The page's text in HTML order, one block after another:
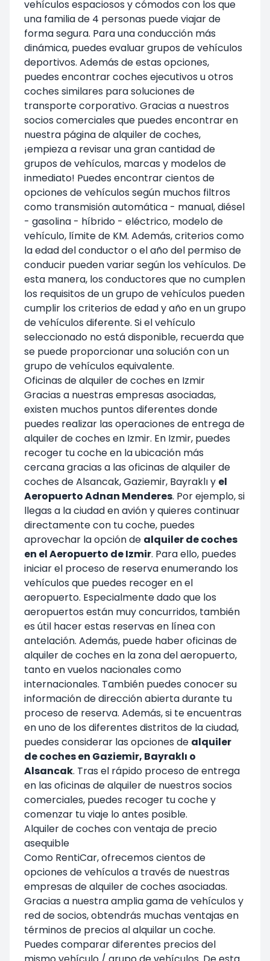
vehículos espaciosos y cómodos con los que
una familia de 4 personas puede viajar de
forma segura. Para una conducción más
dinámica, puedes evaluar grupos de vehículos
deportivos. Además de estas opciones,
puedes encontrar coches ejecutivos u otros
coches similares para soluciones de
transporte corporativo. Gracias a nuestros
socios comerciales que puedes encontrar en
nuestra página dealquiler de coches,
¡empieza a revisar una gran cantidad de
grupos de vehículos, marcas y modelos de
inmediato! Puedes encontrar cientos de
opciones de vehículos según muchos filtros
como transmisión automática - manual, diésel
- gasolina - híbrido - eléctrico, modelo de
vehículo, límite de KM. Además, criterios como
la edad del conductor o el año del permiso de
conducir pueden variar según los vehículos. De
esta manera, los conductores que no cumplen
los requisitos de un grupo de vehículos pueden
cumplir los criterios de edad y año en un grupo
de vehículos diferente. Si el vehículo
seleccionado no está disponible, recuerda que
se puede proporcionar una solución con un
grupo de vehículos equivalente.
Oficinas de alquiler de coches en Izmir
Gracias a nuestras empresas asociadas,
existen muchos puntos diferentes donde
puedes realizar las operaciones de entrega de
alquiler de coches en Izmir. En Izmir, puedes
recoger tu coche en la ubicación más
cercana gracias a las oficinas de alquiler de
coches de Alsancak, Gaziemir, Bayraklı y el
Aeropuerto Adnan Menderes. Por ejemplo, si
llegas a la ciudad en avión y quieres continuar
directamente con tu coche, puedes
aprovechar la opción de alquiler de coches
en el Aeropuerto de Izmir. Para ello, puedes
iniciar el proceso de reserva enumerando los
vehículos que puedes recoger en el
aeropuerto. Especialmente dado que los
aeropuertos están muy concurridos, también
es útil hacer estas reservas en línea con
antelación. Además, puede haber oficinas de
alquiler de coches en la zona del aeropuerto,
tanto en vuelos nacionales como
internacionales. También puedes conocer su
información de dirección abierta durante tu
proceso de reserva. Además, si te encuentras
en uno de los diferentes distritos de la ciudad,
puedes considerar las opciones de alquiler
de coches en Gaziemir, Bayraklı o
Alsancak. Tras el rápido proceso de entrega
en las oficinas de alquiler de nuestros socios
comerciales, puedes recoger tu coche y
comenzar tu viaje lo antes posible.
Alquiler de coches con ventaja de precio
asequible
Como RentiCar, ofrecemos cientos de
opciones de vehículos a través de nuestras
empresas de alquiler de coches asociadas.
Gracias a nuestra amplia gama de vehículos y
red de socios, obtendrás muchas ventajas en
términos de precios al alquilar un coche.
Puedes comparar diferentes precios del